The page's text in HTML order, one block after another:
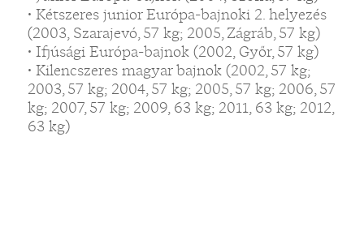
• Kétszeres junior Európa-bajnoki 2. helyezés
(2003, Szarajevó, 57 kg; 2005, Zágráb, 57 kg)
• Ifjúsági Európa-bajnok (2002, Győr, 57 kg)
• Kilencszeres magyar bajnok (2002, 57 kg;
2003, 57 kg; 2004, 57 kg; 2005, 57 kg; 2006, 57
kg; 2007, 57 kg; 2009, 63 kg; 2011, 63 kg; 2012,
63 kg)